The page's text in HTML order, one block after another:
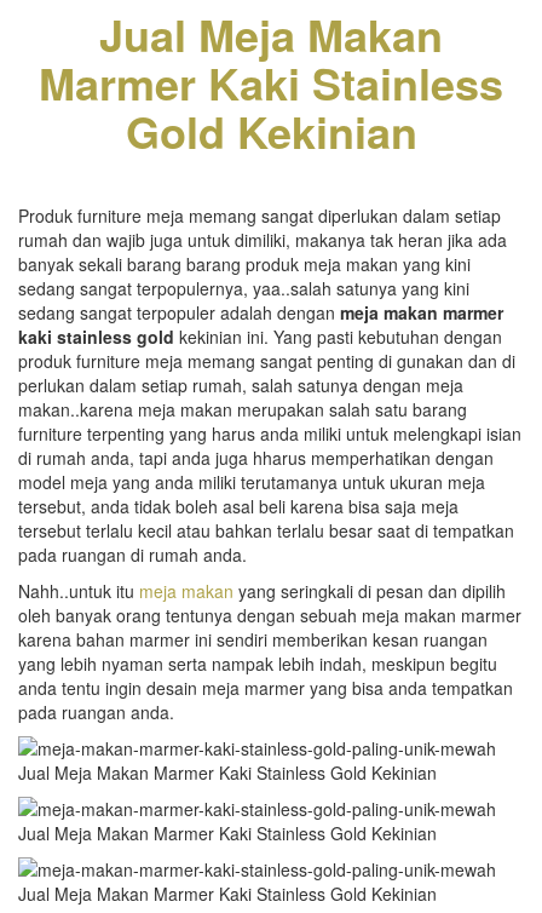
Jual Meja Makan
Marmer Kaki Stainless
Gold Kekinian
Produk furniture meja memang sangat diperlukan dalam setiap
rumah dan wajib juga untuk dimiliki, makanya tak heran jika ada
banyak sekali barang barang produk meja makan yang kini
sedang sangat terpopulernya, yaa..salah satunya yang kini
sedang sangat terpopuler adalah dengan meja makan marmer
kaki stainless gold kekinian ini. Yang pasti kebutuhan dengan
produk furniture meja memang sangat penting di gunakan dan di
perlukan dalam setiap rumah, salah satunya dengan meja
makan..karena meja makan merupakan salah satu barang
furniture terpenting yang harus anda miliki untuk melengkapi isian
di rumah anda, tapi anda juga hharus memperhatikan dengan
model meja yang anda miliki terutamanya untuk ukuran meja
tersebut, anda tidak boleh asal beli karena bisa saja meja
tersebut terlalu kecil atau bahkan terlalu besar saat di tempatkan
pada ruangan di rumah anda.
Nahh..untuk itu meja makan yang seringkali di pesan dan dipilih
oleh banyak orang tentunya dengan sebuah meja makan marmer
karena bahan marmer ini sendiri memberikan kesan ruangan
yang lebih nyaman serta nampak lebih indah, meskipun begitu
anda tentu ingin desain meja marmer yang bisa anda tempatkan
pada ruangan anda.